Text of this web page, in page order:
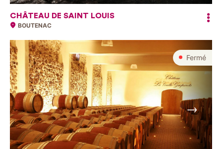
CHÂTEAU DE SAINT LOUIS
BOUTENAC
Fermé
Suivant